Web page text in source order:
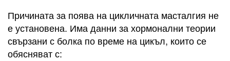
Причината за поява на цикличната масталгия не
е установена. Има данни за хормонални теории
свързани с болка по време на цикъл, които се
обясняват с: